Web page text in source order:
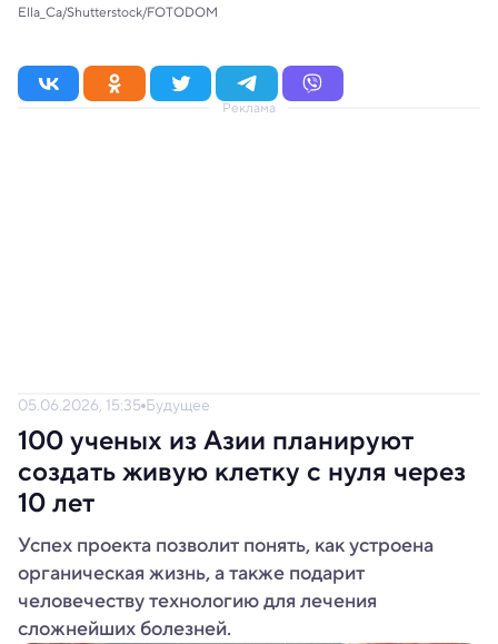
Ella_Ca/Shutterstock/FOTODOM
Реклама
05.06.2026, 15:35 Будущее
100 ученых из Азии планируют
создать живую клетку с нуля через
10 лет
Успех проекта позволит понять, как устроена
органическая жизнь, а также подарит
человечеству технологию для лечения
сложнейших болезней.